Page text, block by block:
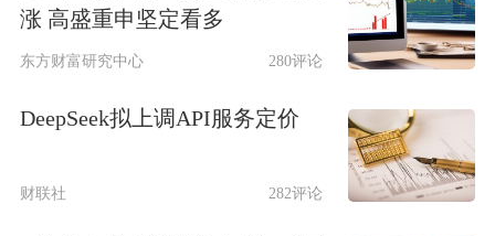
宁王大消息！召开枧下窝锂矿复产会议
预计很快复产
涨 高盛重申坚定看多
东方财富研究中心 280评论
DeepSeek拟上调API服务定价
财联社 282评论